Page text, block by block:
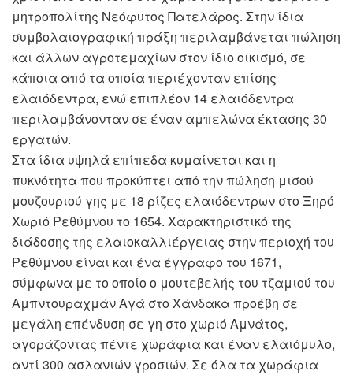
μητροπολίτης Νεόφυτος Πατελάρος. Στην ίδια
συμβολαιογραφική πράξη περιλαμβάνεται πώληση
και άλλων αγροτεμαχίων στον ίδιο οικισμό, σε
κάποια από τα οποία περιέχονταν επίσης
ελαιόδεντρα, ενώ επιπλέον 14 ελαιόδεντρα
περιλαμβάνονταν σε έναν αμπελώνα έκτασης 30
εργατών.
Στα ίδια υψηλά επίπεδα κυμαίνεται και η
πυκνότητα που προκύπτει από την πώληση μισού
μουζουριού γης με 18 ρίζες ελαιόδεντρων στο Ξηρό
Χωριό Ρεθύμνου το 1654. Χαρακτηριστικό της
διάδοσης της ελαιοκαλλιέργειας στην περιοχή του
Ρεθύμνου είναι και ένα έγγραφο του 1671,
σύμφωνα με το οποίο ο μουτεβελής του τζαμιού του
Αμπντουραχμάν Αγά στο Χάνδακα προέβη σε
μεγάλη επένδυση σε γη στο χωριό Αμνάτος,
αγοράζοντας πέντε χωράφια και έναν ελαιόμυλο,
αντί 300 ασλανιών γροσιών. Σε όλα τα χωράφια